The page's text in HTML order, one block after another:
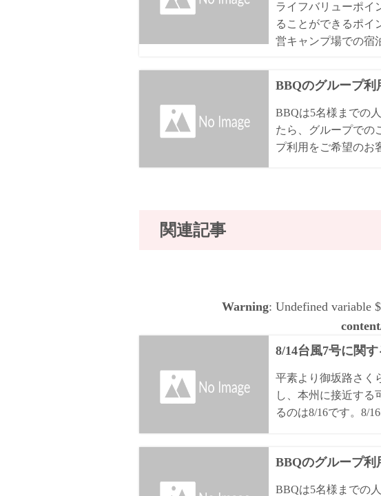
ライフバリューポイ
ることができるポイ
営キャンプ場での
BBQのグループ利
BBQは5名様までの
たら、グループでの
プ利用をご希望の
関連記事
Warning: Undefined variable
8/14台風7号に関
平素より御坂路さく
し、本州に接近する
るのは8/16です。8/
BBQのグループ利
BBQは5名様までの